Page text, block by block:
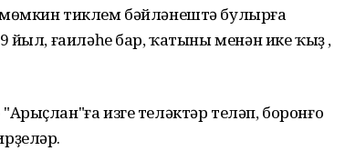
тиклем бәйләнештә булырға
йыл, ғаиләһе бар, ҡатыны менән ике ҡыҙ ,
изге теләктәр теләп, боронғо